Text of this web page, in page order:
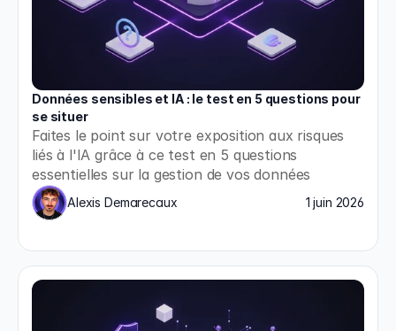
Données sensibles et IA : le test en 5 questions pour
se situer
Faites le point sur votre exposition aux risques
liés à l'IA grâce à ce test en 5 questions
essentielles sur la gestion de vos données
sensibles.Alexis Demarecaux 1 juin 2026